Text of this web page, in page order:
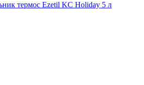
термос Ezetil KC Holiday 5 л